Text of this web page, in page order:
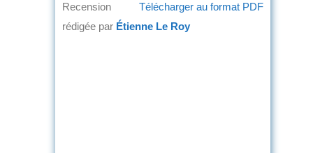
Télécharger au format PDF
Recension
rédigée par Étienne Le Roy